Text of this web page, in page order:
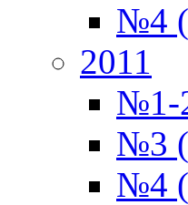
№4
2011
№1-
№3
№4